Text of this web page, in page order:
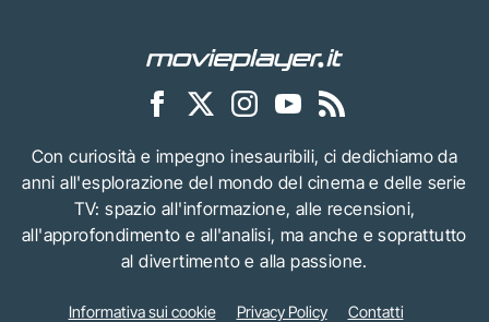
Con curiosità e impegno inesauribili, ci dedichiamo da
anni all'esplorazione del mondo del cinema e delle serie
TV: spazio all'informazione, alle recensioni,
all'approfondimento e all'analisi, ma anche e soprattutto
al divertimento e alla passione.
Informativa sui cookie Privacy Policy
Contatti